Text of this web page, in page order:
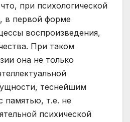
при психологической
в первой форме
воспроизведения,
При таком
она не только
теснейшим
памятью, т.е. не
психической